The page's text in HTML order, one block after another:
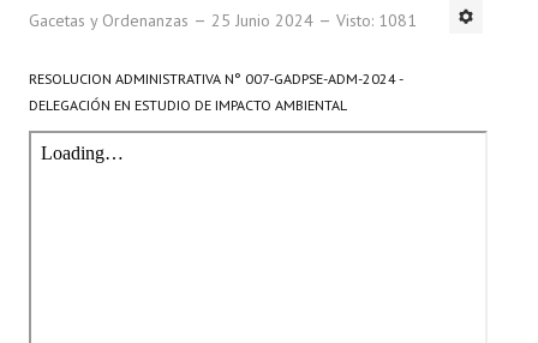
Gacetas y Ordenanzas 25 Junio 2024 Visto: 1081
RESOLUCION ADMINISTRATIVA N° 007-GADPSE-ADM-2024 -
DELEGACIÓN EN ESTUDIO DE IMPACTO AMBIENTAL